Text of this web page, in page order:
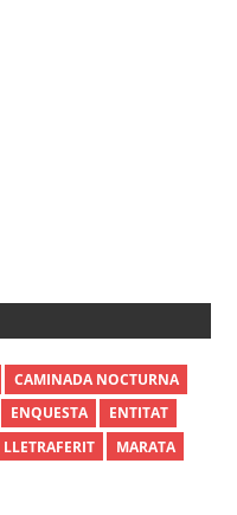
CAMINADA NOCTURNA
ENQUESTA
ENTITAT
LLETRAFERIT
MARATA